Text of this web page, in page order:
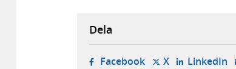
Dela
Facebook- öppnas i ny flik,
X- öppnas i ny
LinkedIn-